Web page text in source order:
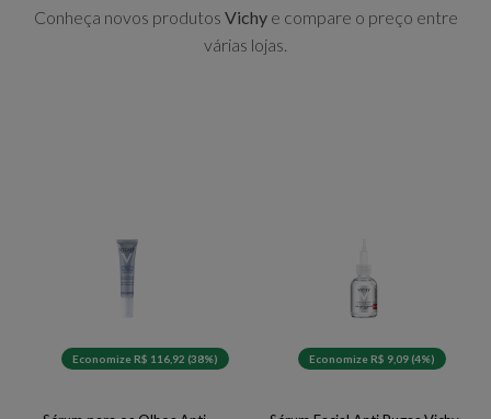
Conheça novos produtos Vichye compare o preço entre
várias lojas.
Economize R$ 116,92 (38%) Economize R$ 9,09 (4%)